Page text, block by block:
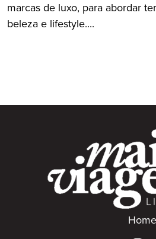
marcas de luxo, para abordar
beleza e lifestyle....
Home